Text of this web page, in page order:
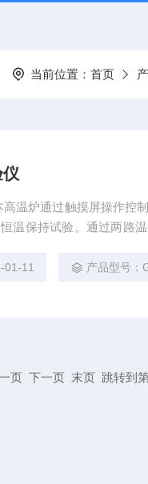
当前位置： 首页
温炉通过触摸屏操作控
温保持试验。通过两路
01-11 产品型号：
页 下一页 末页 跳转到